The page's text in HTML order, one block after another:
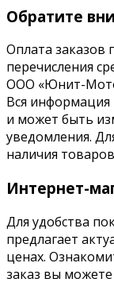
Обратите
Оплата заказов
перечисления
ООО «Юнит-
Вся информация
и может быть
уведомления.
наличия
Интернет-
Для удобства
предлагает
ценах.
заказ вы можете